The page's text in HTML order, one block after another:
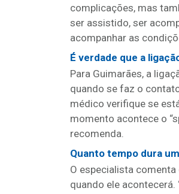
complicações, mas
ser assistido, ser
acompanhar as
É verdade que a
Para Guimarães, a
quando se faz o
médico verifique se
momento acontece o
recomenda.
Quanto tempo dura
O especialista
quando ele